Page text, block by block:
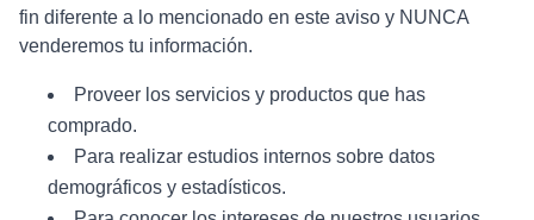
fin diferente a lo mencionado en este aviso y NUNCA
venderemos tu información.
Proveer los servicios y productos que has
comprado.
Para realizar estudios internos sobre datos
demográficos y estadísticos.